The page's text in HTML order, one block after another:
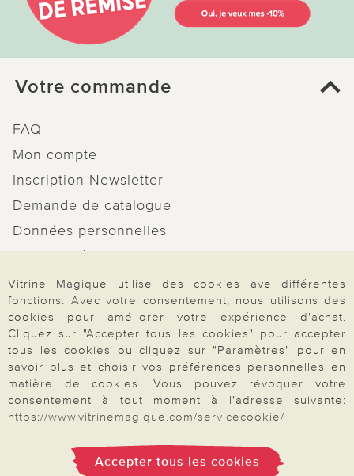
Votre commande
FAQ
Mon compte
Inscription Newsletter
Demande de catalogue
Données personnelles
Droit de rétractation
Rétractation
Paiement & Livraison
Vitrine Magique utilise des cookies ave différentes
fonctions. Avec votre consentement, nous utilisons des
cookies pour améliorer votre expérience d'achat.
Cliquez sur "Accepter tous les cookies" pour accepter
tous les cookies ou cliquez sur "Paramètres" pour en
savoir plus et choisir vos préférences personnelles en
matière de cookies. Vous pouvez révoquer votre
consentement à tout moment à l'adresse suivante:
https://www.vitrinemagique.com/servicecookie/
Accepter tous les cookies